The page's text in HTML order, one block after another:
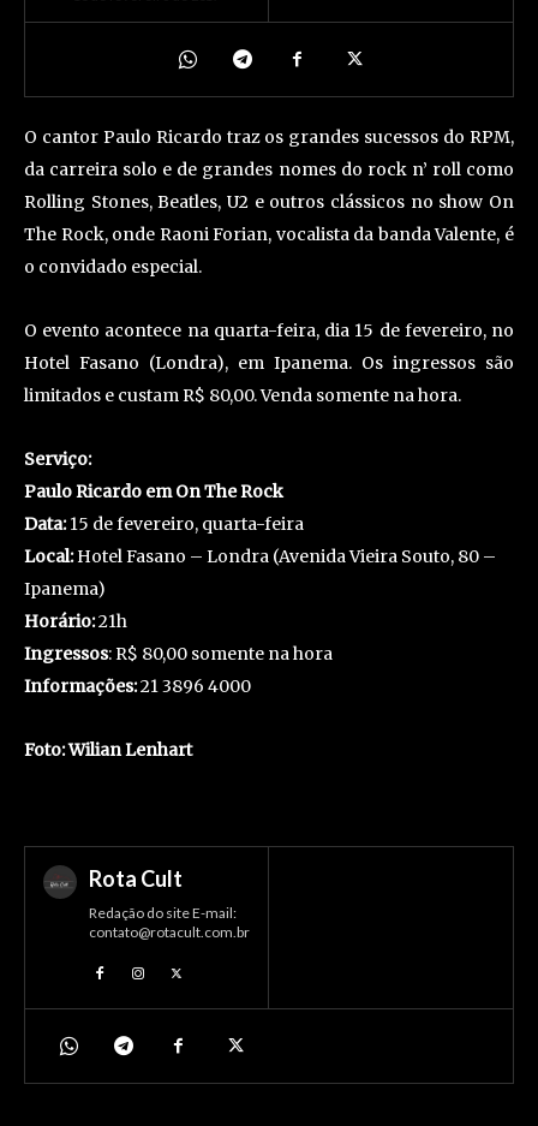
O cantor Paulo Ricardo traz os grandes sucessos do RPM,
da carreira solo e de grandes nomes do rock n’ roll como
Rolling Stones, Beatles, U2 e outros clássicos no show On
The Rock, onde Raoni Forian, vocalista da banda Valente, é
o convidado especial.
O evento acontece na quarta-feira, dia 15 de fevereiro, no
Hotel Fasano (Londra), em Ipanema. Os ingressos são
limitados e custam R$ 80,00. Venda somente na hora.
Serviço:
Paulo Ricardo em On The Rock
Data:15 de fevereiro, quarta-feira
Local:Hotel Fasano – Londra (Avenida Vieira Souto, 80 –
Ipanema)
Horário:21h
Ingressos: R$ 80,00 somente na hora
Informações:21 3896 4000
Foto: Wilian Lenhart
Rota Cult
Redação do site E-mail:
contato@rotacult.com.br